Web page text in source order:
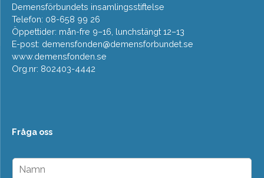
Demensförbundets insamlingsstiftelse
Telefon: 08-658 99 26
Öppettider: mån-fre 9–16, lunchstängt 12–13
E-post: demensfonden@demensforbundet.se
www.demensfonden.se
Org.nr: 802403-4442
Fråga oss
N